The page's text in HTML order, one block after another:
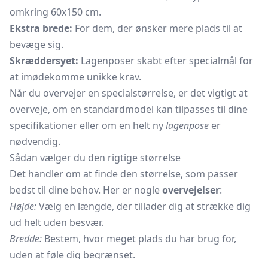
omkring 60x150 cm.
Ekstra brede: For dem, der ønsker mere plads til at
bevæge sig.
Skræddersyet: Lagenposer skabt efter specialmål for
at imødekomme unikke krav.
Når du overvejer en specialstørrelse, er det vigtigt at
overveje, om en standardmodel kan tilpasses til dine
specifikationer eller om en helt nylagenpose er
nødvendig.
Sådan vælger du den rigtige størrelse
Det handler om at finde den størrelse, som passer
bedst til dine behov. Her er nogleovervejelser:
Højde:Vælg en længde, der tillader dig at strække dig
ud helt uden besvær.
Bredde: Bestem, hvor meget plads du har brug for,
uden at føle dig begrænset.